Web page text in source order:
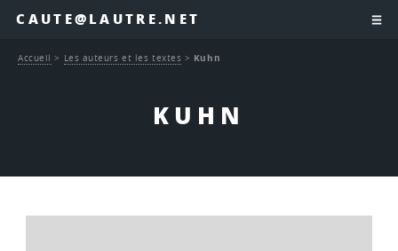
CAUTE@LAUTRE.NET
KUHN
Accueil > Les auteurs et les textes > Kuhn